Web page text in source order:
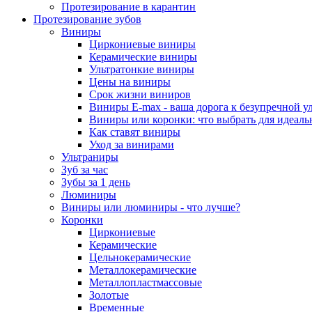
Протезирование в карантин
Протезирование зубов
Виниры
Циркониевые виниры
Керамические виниры
Ультратонкие виниры
Цены на виниры
Срок жизни виниров
Виниры E-max - ваша дорога к безупречной
Виниры или коронки: что выбрать для
Как ставят виниры
Уход за винирами
Ультраниры
Зуб за час
Зубы за 1 день
Люминиры
Виниры или люминиры - что лучше?
Коронки
Циркониевые
Керамические
Цельнокерамические
Металлокерамические
Металлопластмассовые
Золотые
Временные